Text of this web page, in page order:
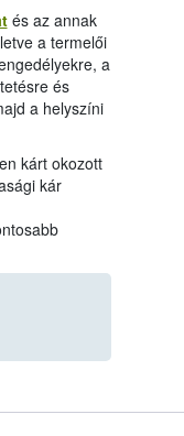
és az annak
a termelői
a
és
a helyszíni
kárt okozott
kár